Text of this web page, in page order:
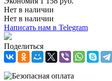
Нет в наличии
Нет в наличии
Написать нам в Telegram
Поделиться